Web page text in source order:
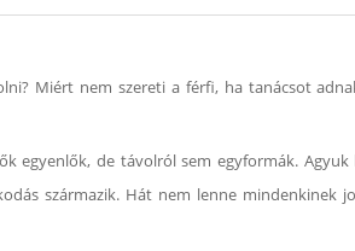
Miért nem szereti a férfi, ha tanácsot
egyenlők, de távolról sem egyformák. Agyuk
származik. Hát nem lenne mindenkinek